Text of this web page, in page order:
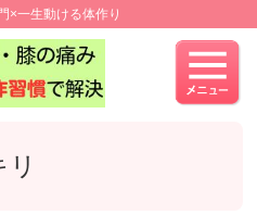
×一生動ける体作り